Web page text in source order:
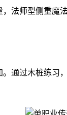
法师型侧重魔
通过木桩练习